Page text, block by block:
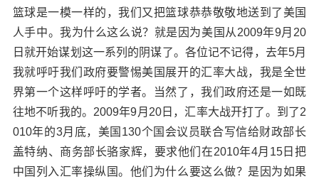
篮球是一模一样的，我们又把篮球恭恭敬敬地送到了美国
人手中。我为什么这么说？就是因为美国从2009年9月20
日就开始谋划这一系列的阴谋了。各位记不记得，去年5月
我就呼吁我们政府要警惕美国展开的汇率大战，我是全世
界第一个这样呼吁的学者。当然了，我们政府还是一如既
往地不听我的。2009年9月20日，汇率大战开打了。到了2
010年的3月底，美国130个国会议员联合写信给财政部长
盖特纳、商务部长骆家辉，要求他们在2010年4月15日把
中国列入汇率操纵国。他们为什么要这么做？是因为如果